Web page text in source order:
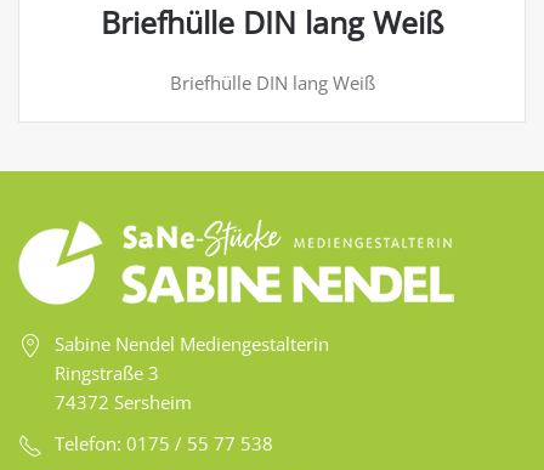
Briefhülle DIN lang Weiß
Briefhülle DIN lang Weiß
Sabine Nendel Mediengestalterin
Ringstraße 3
74372 Sersheim
Telefon: 0175 / 55 77 538